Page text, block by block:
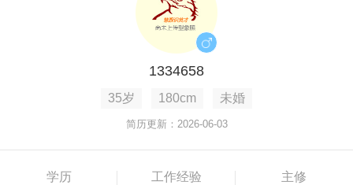
1334658
35岁 180cm 未婚
简历更新：2026-06-03
学历 工作经验 主修